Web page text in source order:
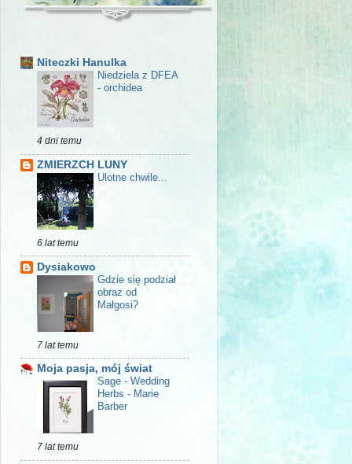
Niteczki Hanulka
Niedziela z DFEA
- orchidea
4 dni temu
ZMIERZCH LUNY
Ulotne chwile...
6 lat temu
Dysiakowo
Gdzie się podział
obraz od
Małgosi?
7 lat temu
Moja pasja, mój świat
Sage - Wedding
Herbs - Marie
Barber
7 lat temu